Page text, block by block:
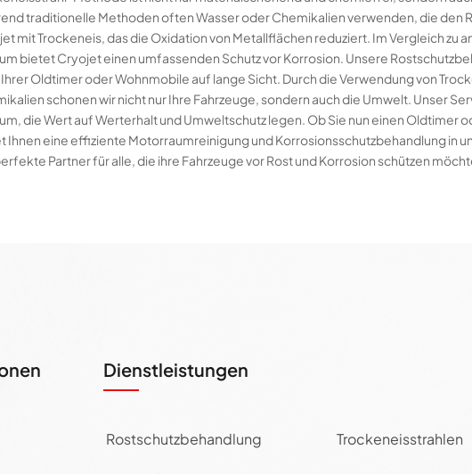
traditionelle Methoden often Wasser oder Chemikalien verwenden, die den
mit Trockeneis, das die Oxidation von Metallflächen reduziert. Im Vergleich zu
bietet Cryojet einen umfassenden Schutz vor Korrosion. Unsere
Oldtimer oder Wohnmobile auf lange Sicht. Durch die Verwendung von
schonen wir nicht nur Ihre Fahrzeuge, sondern auch die Umwelt. Unser
die Wert auf Werterhalt und Umweltschutz legen. Ob Sie nun einen Oldtimer
Ihnen eine effiziente Motorraumreinigung und Korrosionsschutzbehandlung in
Partner für alle, die ihre Fahrzeuge vor Rost und Korrosion schützen
Dienstleistungen
Rostschutzbehandlung Trockeneisstrahlen